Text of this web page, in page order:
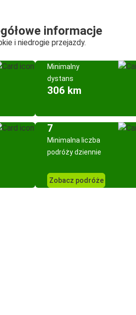
informacje
i niedrogie przejazdy.
Minimalny
dystans
306 km
7
Minimalna liczba
podróży dziennie
Zobacz podróże